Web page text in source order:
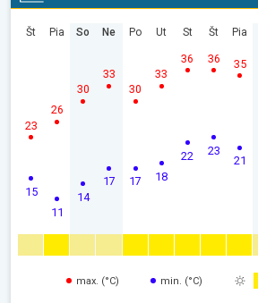
Št
15
23
Pia
11
26
So
14
30
Ne
17
33
Po
17
30
Ut
18
33
St
22
36
Št
23
36
Pia
21
35
max. (°C) min. (°C)